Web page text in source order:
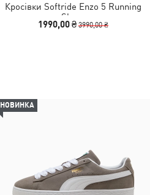
Кросівки Softride Enzo 5 Running
Shoes
1990,00 ₴3990,00 ₴
НОВИНКА